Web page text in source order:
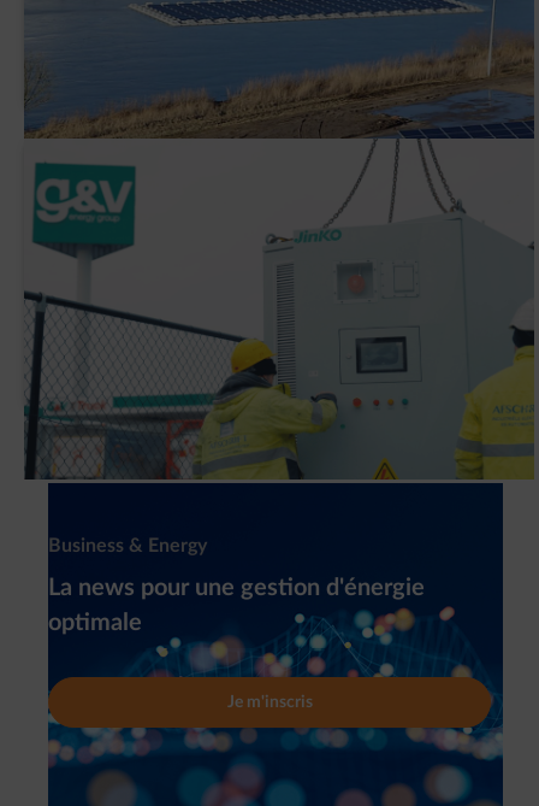
AVK Plastics signe un contrat PPA avec
Pourquoi G&V a-t-elle installé un système
de batteries intelligent (BESS) ?
Newsletter
Business & Energy
La news pour une gestion d'énergie
optimale
Je m'inscris